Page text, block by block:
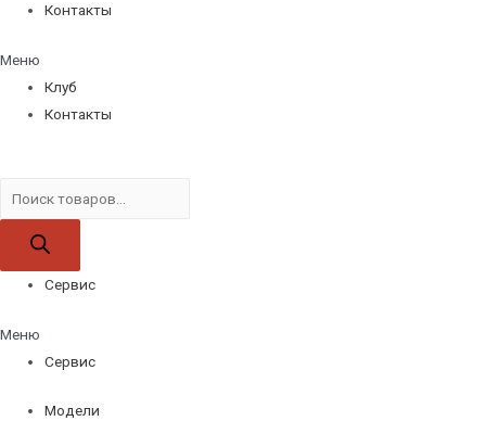
Контакты
Меню
Клуб
Контакты
товаров
Сервис
Меню
Сервис
Модели